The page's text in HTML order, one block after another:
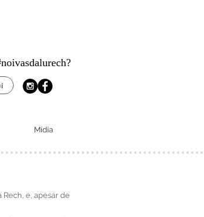
Mídia
e, apesar de